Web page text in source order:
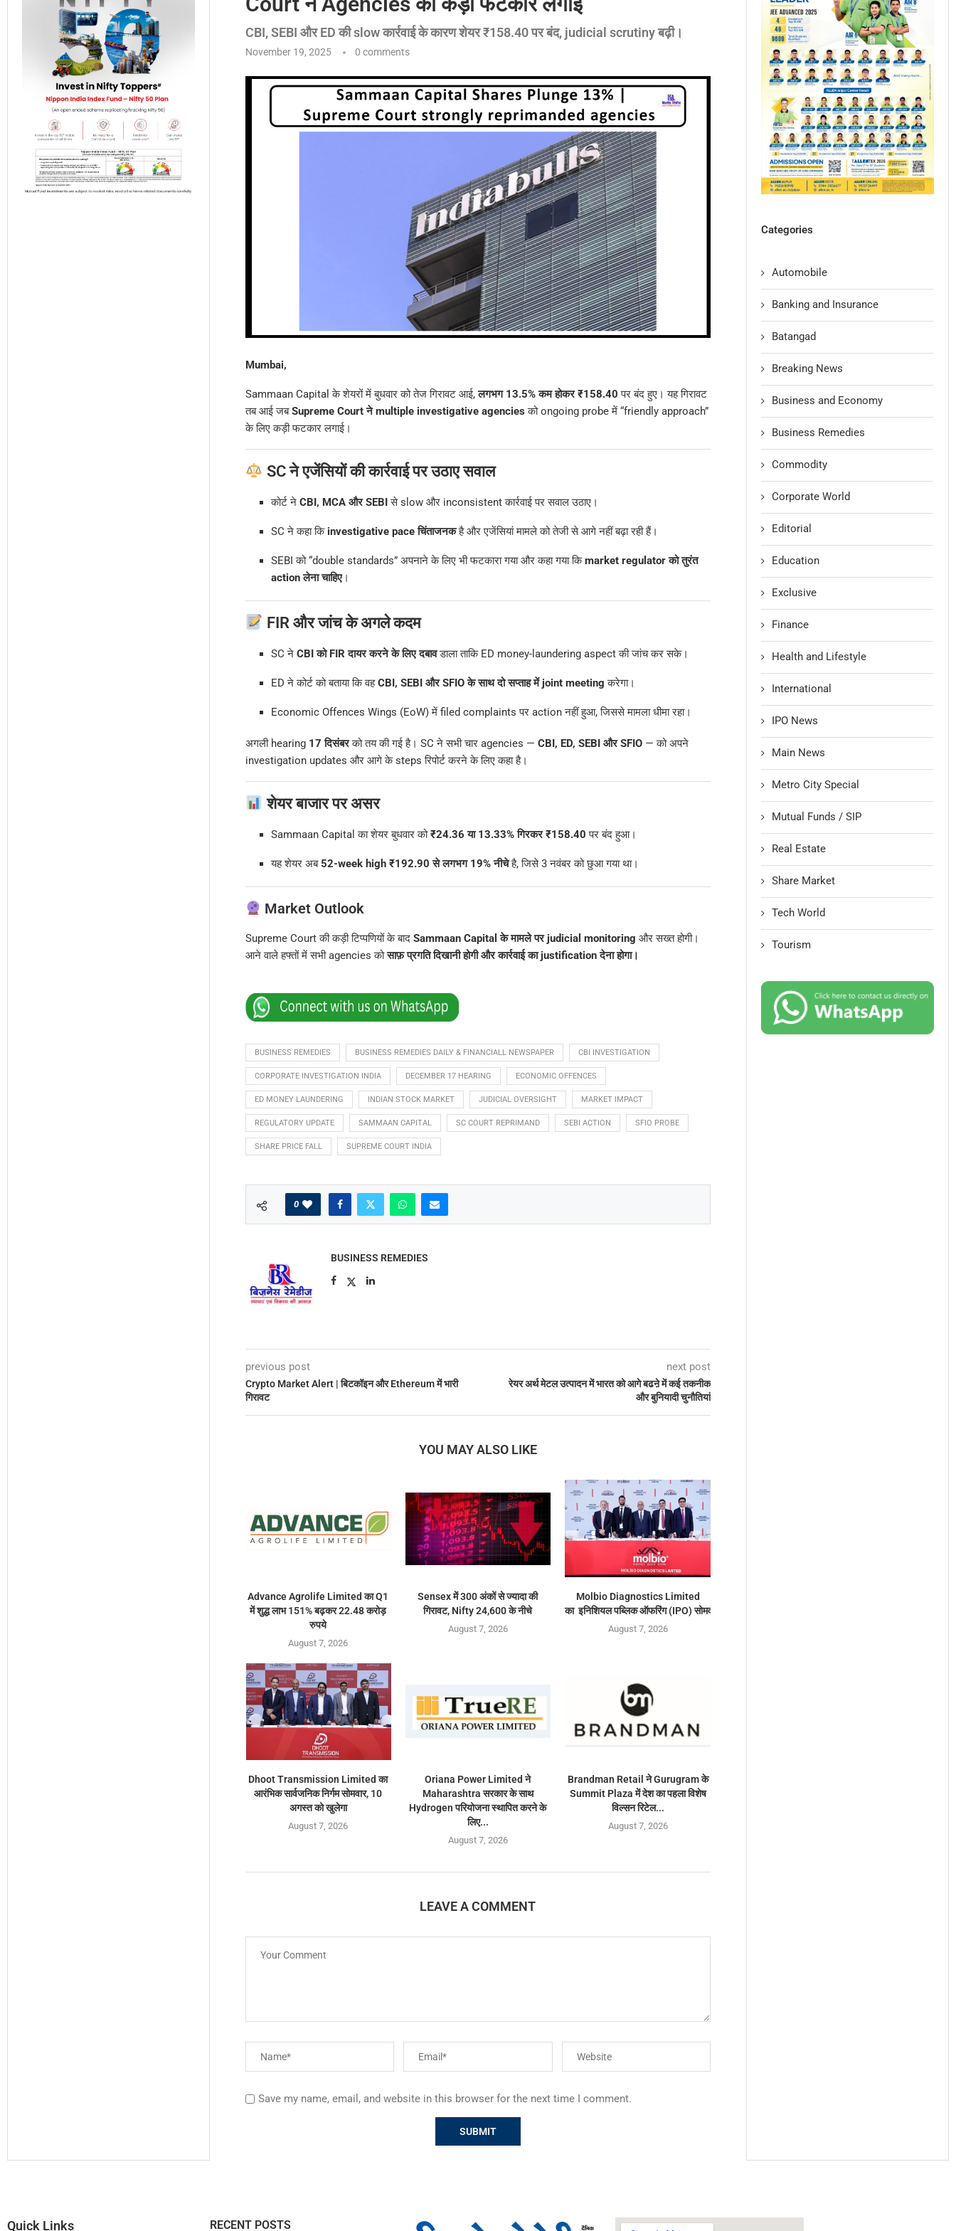
CBI, SEBI और ED की slow कार्रवाई के कारण शेयर ₹158.40 पर बंद, judicial scrutiny बढ़ी।
November 19, 2025 0 comments
Mumbai,
Sammaan Capital के शेयरों में बुधवार को तेज गिरावट आई,लगभग 13.5% कम होकर ₹158.40 पर बंद हुए। यह गिरावट
तब आई जबSupreme Court ने multiple investigative agencies को ongoing probe में “friendly approach”
के लिए कड़ी फटकार लगाई।
SC ने एजेंसियों की कार्रवाई पर उठाए सवाल
कोर्ट ने CBI, MCA और SEBIसे slow और inconsistent कार्रवाई पर सवाल उठाए।
SC ने कहा कि investigative pace चिंताजनकहै और एजेंसियां मामले को तेजी से आगे नहीं बढ़ा रही हैं।
SEBI को “double standards” अपनाने के लिए भी फटकारा गया और कहा गया किmarket regulator को तुरंत
action लेना चाहिए।
FIR और जांच के अगले कदम
SC ने CBI को FIR दायर करने के लिए दबावडाला ताकि ED money-laundering aspect की जांच कर सके।
ED ने कोर्ट को बताया कि वहCBI, SEBI और SFIO के साथ दो सप्ताह में joint meeting करेगा।
Economic Offences Wings (EoW) में filed complaints पर action नहीं हुआ, जिससे मामला धीमा रहा।
अगली hearing 17 दिसंबरको तय की गई है। SC ने सभी चार agencies — CBI, ED, SEBI और SFIO— को अपने
investigation updates और आगे के steps रिपोर्ट करने के लिए कहा है।
शेयर बाजार पर असर
Sammaan Capital का शेयर बुधवार को₹24.36 या 13.33% गिरकर ₹158.40 पर बंद हुआ।
यह शेयर अब52-week high ₹192.90 से लगभग 19% नीचेहै, जिसे 3 नवंबर को छुआ गया था।
Market Outlook
Supreme Court की कड़ी टिप्पणियों के बाद Sammaan Capital के मामले पर judicial monitoring और सख्त होगी।
आने वाले हफ्तों में सभी agencies कोसाफ़ प्रगति दिखानी होगी और कार्रवाई का justification देना होगा।
BUSINESS REMEDIES BUSINESS REMEDIES DAILY & FINANCIALL NEWSPAPER CBI INVESTIGATION
CORPORATE INVESTIGATION INDIA DECEMBER 17 HEARING ECONOMIC OFFENCES
ED MONEY LAUNDERING INDIAN STOCK MARKET JUDICIAL OVERSIGHT MARKET IMPACT
REGULATORY UPDATE SAMMAAN CAPITAL SC COURT REPRIMAND SEBI ACTION SFIO PROBE
SHARE PRICE FALL SUPREME COURT INDIA
0
BUSINESS REMEDIES
previous post
Crypto Market Alert | बिटकॉइन और Ethereum में भारी
गिरावट
next post
रेयर अर्थ मेटल उत्पादन में भारत को आगे बढऩे में कई तकनीक
और बुनियादी चुनौतियां
YOU MAY ALSO LIKE
Advance Agrolife Limited का Q1
में शुद्ध लाभ 151% बढ़कर 22.48 करोड़
रुपये
August 7, 2026
Sensex में 300 अंकों से ज्यादा की
गिरावट, Nifty 24,600 के नीचे
August 7, 2026
Molbio Diagnostics Limited
का इनिशियल पब्लिक ऑफरिंग (IPO) सोमवार, 10 अगस्त, 2026 को खुलेगा
August 7, 2026
Dhoot Transmission Limited का
आरंभिक सार्वजनिक निर्गम सोमवार, 10
अगस्त को खुलेगा
August 7, 2026
Oriana Power Limited ने
Maharashtra सरकार के साथ
Hydrogen परियोजना स्थापित करने के
लिए...
August 7, 2026
Brandman Retail ने Gurugram के
Summit Plaza में देश का पहला विशेष
विल्सन रिटेल...
August 7, 2026
LEAVE A COMMENT
Save my name, email, and website in this browser for the next time I comment.
Categories
Automobile
Banking and Insurance
Batangad
Breaking News
Business and Economy
Business Remedies
Commodity
Corporate World
Editorial
Education
Exclusive
Finance
Health and Lifestyle
International
IPO News
Main News
Metro City Special
Mutual Funds / SIP
Real Estate
Share Market
Tech World
Tourism
Quick Links RECENT POSTS